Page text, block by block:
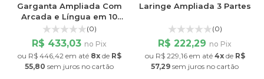
Garganta Ampliada Com
Arcada e Língua em 10
Partes (0)
R$ 433,03 no Pix
ou R$ 446,42 em até 8xde R$
55,80 sem juros no cartão
Laringe Ampliada 3 Partes
(0)
R$ 222,29 no Pix
ou R$ 229,16em até 4xde R$
57,29 sem juros no cartão